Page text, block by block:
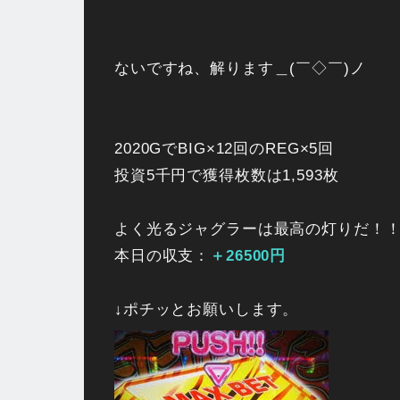
ないですね、解ります＿(￣◇￣)ノ
2020GでBIG×12回のREG×5回
投資5千円で獲得枚数は1,593枚
よく光るジャグラーは最高の灯りだ！
本日の収支：
＋26500円
↓ポチッとお願いします。